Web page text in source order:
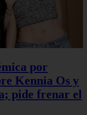
por
Kennia Os y
pide frenar el